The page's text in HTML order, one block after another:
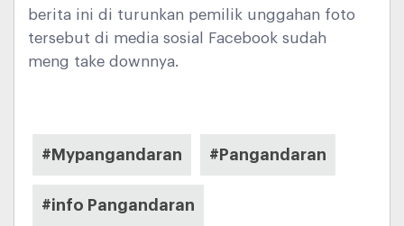
berita ini di turunkan pemilik unggahan foto
tersebut di media sosial Facebook sudah
meng take downnya.
#Mypangandaran #Pangandaran
#info Pangandaran